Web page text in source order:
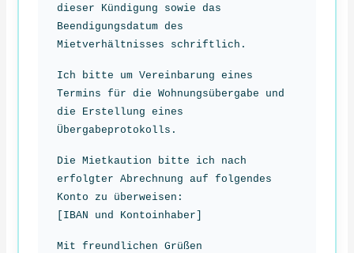
dieser Kündigung sowie das
Beendigungsdatum des
Mietverhältnisses schriftlich.
Ich bitte um Vereinbarung eines
Termins für die Wohnungsübergabe und
die Erstellung eines
Übergabeprotokolls.
Die Mietkaution bitte ich nach
erfolgter Abrechnung auf folgendes
Konto zu überweisen:
[IBAN und Kontoinhaber]
Mit freundlichen Grüßen